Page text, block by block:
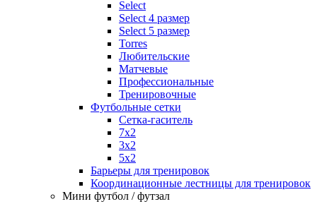
Select
Select 4 размер
Select 5 размер
Torres
Любительские
Матчевые
Профессиональные
Тренировочные
Футбольные сетки
Сетка-гаситель
7x2
3х2
5х2
Барьеры для тренировок
Координационные лестницы для тренировок
Мини футбол / футзал